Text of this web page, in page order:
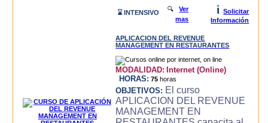
⌛ INTENSIVO 🔍Ver
mas
i
Solicitar
Información
APLICACION DEL REVENUE
MANAGEMENT EN RESTAURANTES
MODALIDAD: Internet (Online)
HORAS: 75 horas
OBJETIVOS: El curso
APLICACION DEL REVENUE
MANAGEMENT EN